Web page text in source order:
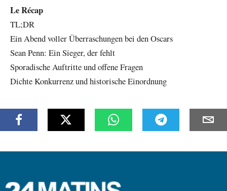
Le Récap
TL;DR
Ein Abend voller Überraschungen bei den Oscars
Sean Penn: Ein Sieger, der fehlt
Sporadische Auftritte und offene Fragen
Dichte Konkurrenz und historische Einordnung